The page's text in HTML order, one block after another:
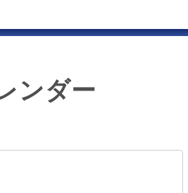
ンダー